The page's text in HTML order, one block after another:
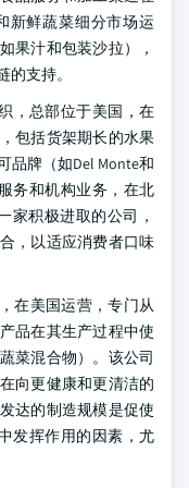
新鲜蔬菜细分市场运
果汁和包装沙拉），
支持。
，总部位于美国，在
包括货架期长的水果
品牌（如Del Monte和
务和机构业务，在北
家积极进取的公司，
，以适应消费者口味
在美国运营，专门从
品在其生产过程中使
菜混合物）。该公司
向更健康和更清洁的
达的制造规模是促使
发挥作用的因素，尤